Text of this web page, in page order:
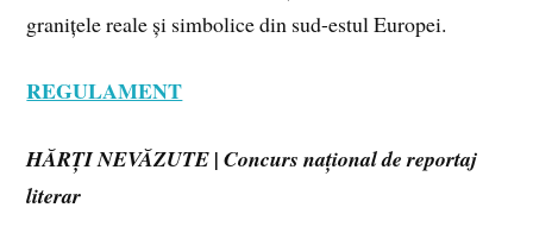
granițele reale și simbolice din sud-estul Europei.
REGULAMENT
HĂRȚI NEVĂZUTE | Concurs național de reportaj
literar